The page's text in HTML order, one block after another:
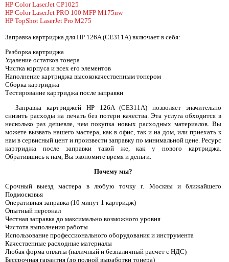
HP Color LaserJet CP1025
HP Color LaserJet PRO 100 MFP M175nw
HP TopShot LaserJet Pro M275
Заправка картриджа для HP 126A (CE311A) включает в себя:
Разборка картриджа
Удаление остатков тонера
Чистка корпуса и всех его элементов
Наполнение картриджа высококачественным тонером
Сборка картриджа
Тестирование картриджа после заправки
Заправка картриджей HP 126A (CE311A) позволяет значительно
снизить расходы на печать без потери качества. Эта услуга обходится в
несколько раз дешевле, чем покупка новых расходных материалов. Вы
можете вызвать нашего мастера, как в офис, так и на дом, или приехать к
нам в сервисный цент и произвести заправку по минимальной цене. Ресурс
картриджа после заправки такой же, как у нового картриджа.
Обратившись к нам, Вы экономите время и деньги.
Почему мы?
Срочный выезд мастера в любую точку г. Москвы и ближайшего
Подмосковья
Оперативная заправка (10 минут 1 картридж)
Опытный персонал
Честная заправка до максимально возможного уровня
Чистота выполнения работы
Использование профессионального оборудования и инструмента
Качественные расходные материалы
Любая форма оплаты (наличный и безналичный расчет с НДС)
Бессрочная гарантия (до полной выработки тонера)